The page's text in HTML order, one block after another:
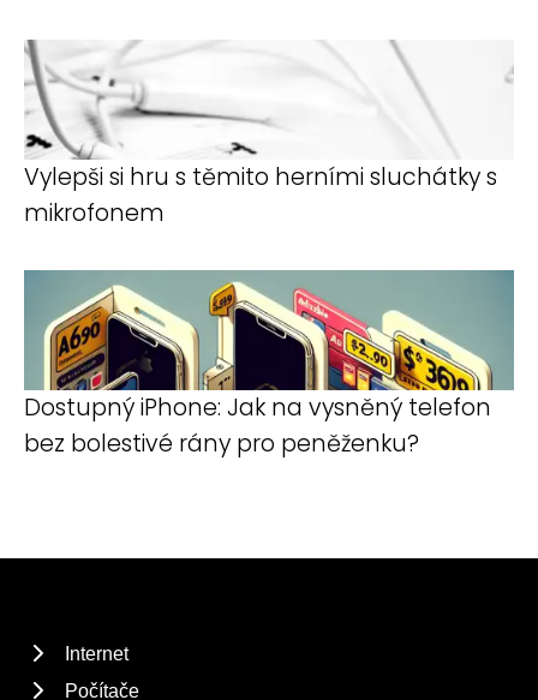
Vylepši si hru s těmito herními sluchátky s
mikrofonem
Dostupný iPhone: Jak na vysněný telefon
bez bolestivé rány pro peněženku?
Internet
Počítače